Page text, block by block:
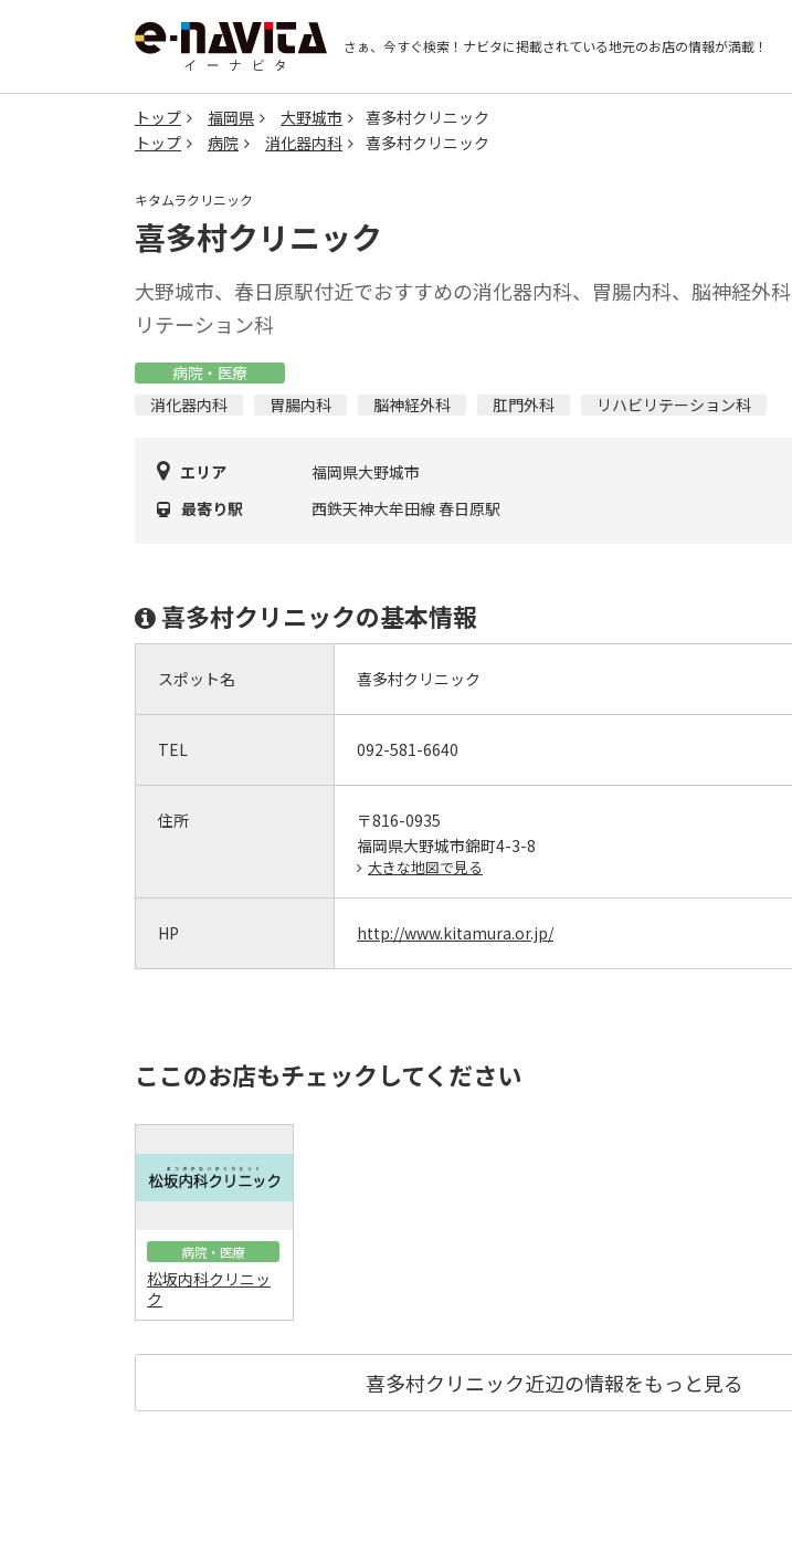
さぁ、今すぐ検索！ ナビタに掲載されている地元のお店の情報が満載！
トップ 福岡県 大野城市
喜多村クリニック
トップ
病院 消化器内科 喜多村クリニック
キタムラクリニック
喜多村クリニック
大野城市、春日原駅付近でおすすめの消化器内科、胃腸内科、脳神経外
リテーション科
病院・医療
消化器内科
胃腸内科 脳神経外科 肛門外科 リハビリテーション科
エリア
福岡県大野城市
最寄り駅
西鉄天神大牟田線 春日原駅
喜多村クリニックの基本情報
スポット名 喜多村クリニック
TEL 092-581-6640
住所
〒816-0935
福岡県大野城市錦町4-3-8
大きな地図で見る
HP http://www.kitamura.or.jp/
ここのお店もチェックしてください
病院・医療
松坂内科クリニッ
ク
喜多村クリニック近辺の情報をもっと見る